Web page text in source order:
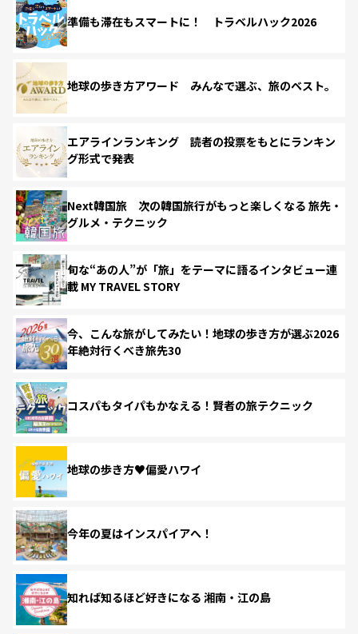
準備も滞在もスマートに！ トラベルハック2026
地球の歩き方アワード みんなで選ぶ、旅のベスト。
エアラインランキング 読者の投票をもとにランキン
グ形式で発表
Next韓国旅 次の韓国旅行がもっと楽しくなる 旅先・
グルメ・テクニック
旬な“あの人”が「旅」をテーマに語るインタビュー連
載 MY TRAVEL STORY
今、こんな旅がしてみたい！地球の歩き方が選ぶ2026
年絶対行くべき旅先30
コスパもタイパもかなえる！賢者の旅テクニック
地球の歩き方♥偏愛ハワイ
今年の夏はインスパイアへ！
知れば知るほど好きになる 湘南・江の島